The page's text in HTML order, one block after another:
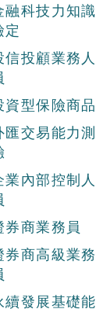
融科技力知識
定
信投顧業務人
資型保險商品
匯交易能力測
業內部控制人
券商業務員
券商高級業務
續發展基礎能